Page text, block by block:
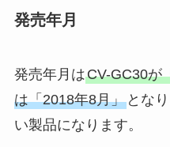
発売年月
発売年月はCV-GC30が
は「2018年8月」とな
い製品になります。